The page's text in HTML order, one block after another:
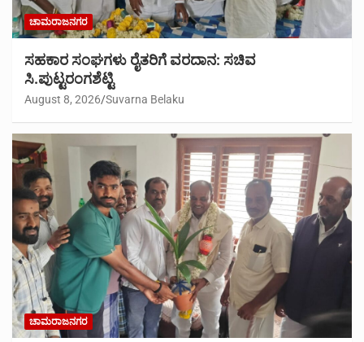
ಚಾಮರಾಜನಗರ
ಸಹಕಾರ ಸಂಘಗಳು ರೈತರಿಗೆ ವರದಾನ: ಸಚಿವ
ಸಿ.ಪುಟ್ಟರಂಗಶೆಟ್ಟಿ
August 8, 2026 Suvarna Belaku
ಚಾಮರಾಜನಗರ